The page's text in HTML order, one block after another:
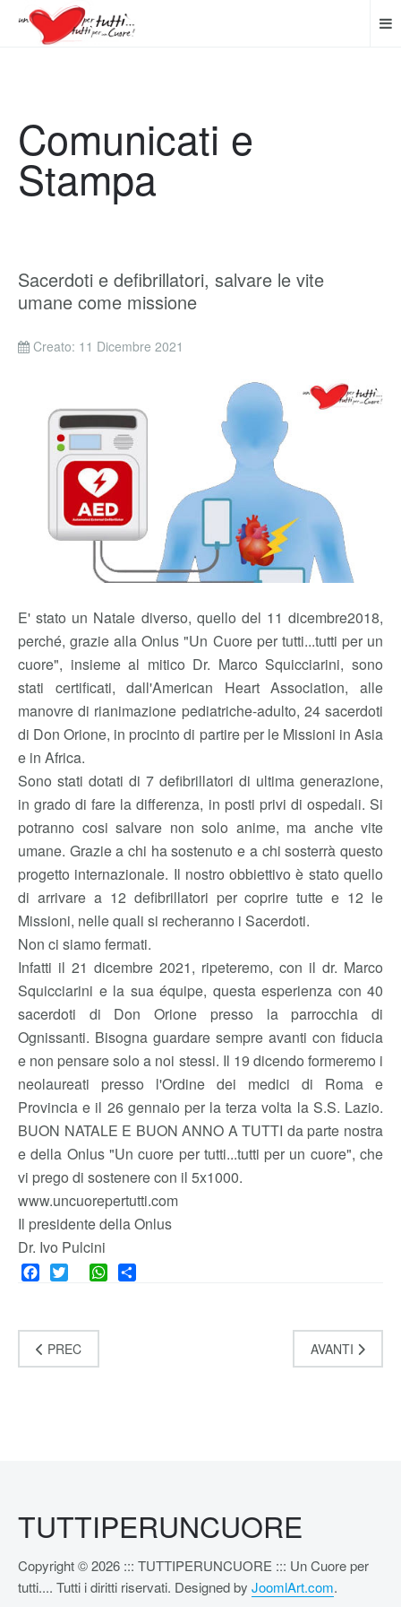
Comunicati e
Stampa
Sacerdoti e defibrillatori, salvare le vite
umane come missione
Creato: 11 Dicembre 2021
E' stato un Natale diverso, quello del 11 dicembre2018,
perché, grazie alla Onlus "Un Cuore per tutti...tutti per un
cuore", insieme al mitico Dr. Marco Squicciarini, sono
stati certificati, dall'American Heart Association, alle
manovre di rianimazione pediatriche-adulto, 24 sacerdoti
di Don Orione, in procinto di partire per le Missioni in Asia
e in Africa.
Sono stati dotati di 7 defibrillatori di ultima generazione,
in grado di fare la differenza, in posti privi di ospedali. Si
potranno cosi salvare non solo anime, ma anche vite
umane. Grazie a chi ha sostenuto e a chi sosterrà questo
progetto internazionale. Il nostro obbiettivo è stato quello
di arrivare a 12 defibrillatori per coprire tutte e 12 le
Missioni, nelle quali si recheranno i Sacerdoti.
Non ci siamo fermati.
Infatti il 21 dicembre 2021, ripeteremo, con il dr. Marco
Squicciarini e la sua équipe, questa esperienza con 40
sacerdoti di Don Orione presso la parrocchia di
Ognissanti. Bisogna guardare sempre avanti con fiducia
e non pensare solo a noi stessi. Il 19 dicendo formeremo i
neolaureati presso l'Ordine dei medici di Roma e
Provincia e il 26 gennaio per la terza volta la S.S. Lazio.
BUON NATALE E BUON ANNO A TUTTI da parte nostra
e della Onlus "Un cuore per tutti...tutti per un cuore", che
vi prego di sostenere con il 5x1000.
www.uncuorepertutti.com
Il presidente della Onlus
Dr. Ivo Pulcini
PREC AVANTI
TUTTIPERUNCUORE
Copyright © 2026 ::: TUTTIPERUNCUORE ::: Un Cuore per
tutti.... Tutti i diritti riservati. Designed by JoomlArt.com.